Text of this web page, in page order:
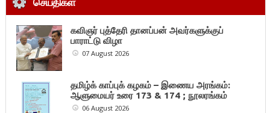
கவிஞர் புத்தேரி தானப்பன் அவர்களுக்குப்
பாராட்டு விழா
07 August 2026
தமிழ்க் காப்புக் கழகம் – இணைய அரங்கம்:
ஆளுமையர் உரை 173 & 174 ; நூலரங்கம்
06 August 2026